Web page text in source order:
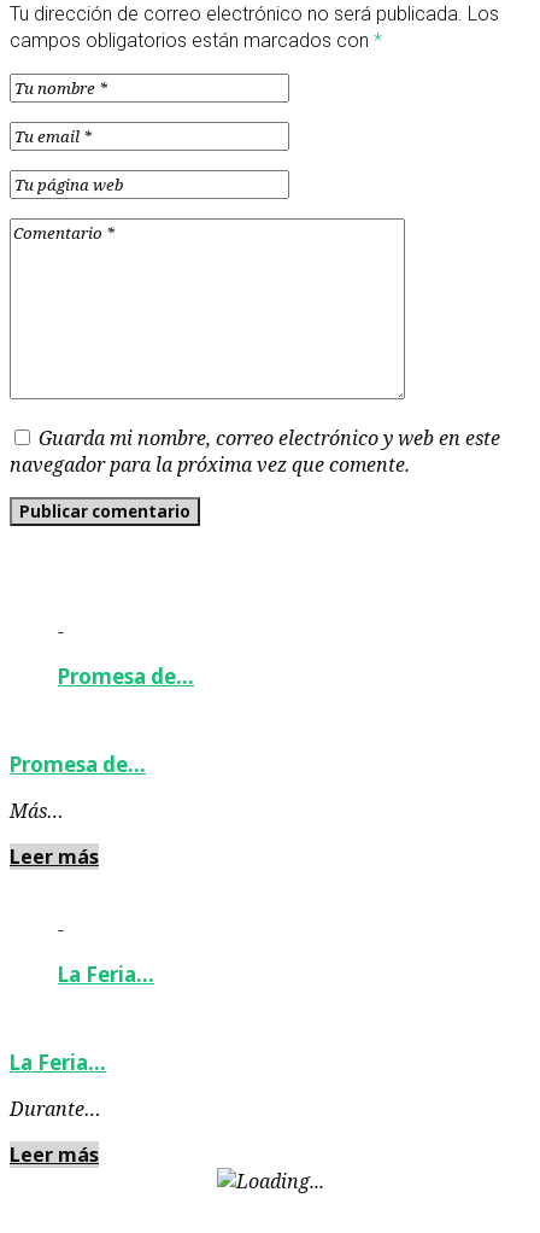
Tu dirección de correo electrónico no será publicada. Los
campos obligatorios están marcados con *
Guarda mi nombre, correo electrónico y web en este
navegador para la próxima vez que comente.
-
Promesa de…
Promesa de…
Más…
Leer más
-
La Feria…
La Feria…
Durante…
Leer más